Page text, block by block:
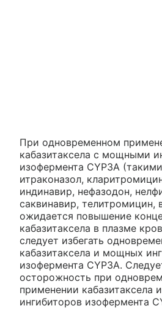
При одновременном
кабазитаксела с мощными
изофермента CYP3A
итраконазол,
индинавир, нефазодон,
саквинавир, телитромицин,
ожидается повышение
кабазитаксела в плазме
следует избегать
кабазитаксела и мощных
изофермента CYP3A.
осторожность при
применении кабазитаксела
ингибиторов изофермента